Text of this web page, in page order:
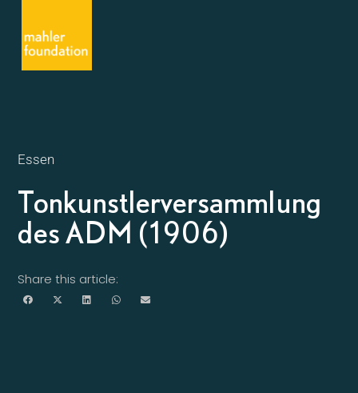
Essen
Tonkunstlerversammlung
des ADM (1906)
Share this article: